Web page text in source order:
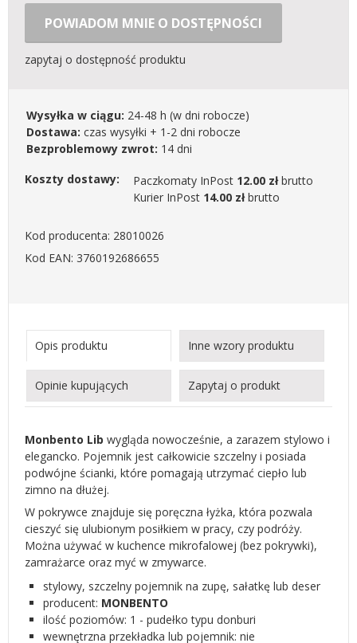
POWIADOM MNIE O DOSTĘPNOŚCI
zapytaj o dostępność produktu
Wysyłka w ciągu: 24-48 h (w dni robocze)
Dostawa: czas wysyłki + 1-2 dni robocze
Bezproblemowy zwrot: 14 dni
Koszty dostawy:
Paczkomaty InPost 12.00 złbrutto
Kurier InPost 14.00 złbrutto
Kod producenta: 28010026
Kod EAN: 3760192686655
Opis produktu Inne wzory produktu
Opinie kupujących Zapytaj o produkt
Monbento Lib wygląda nowocześnie, a zarazem stylowo i
elegancko. Pojemnik jest całkowicie szczelny i posiada
podwójne ścianki, które pomagają utrzymać ciepło lub
zimno na dłużej.
W pokrywce znajduje się poręczna łyżka, która pozwala
cieszyć się ulubionym posiłkiem w pracy, czy podróży.
Można używać w kuchence mikrofalowej (bez pokrywki),
zamrażarce oraz myć w zmywarce.
stylowy, szczelny pojemnik na zupę, sałatkę lub deser
producent: MONBENTO
ilość poziomów: 1 - pudełko typu donburi
wewnętrzna przekładka lub pojemnik: nie